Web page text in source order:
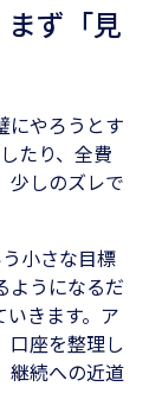
ず「見
にやろうとす
たり、全費
少しのズレで
小さな目標
ようになるだ
きます。ア
口座を整理し
継続への近道